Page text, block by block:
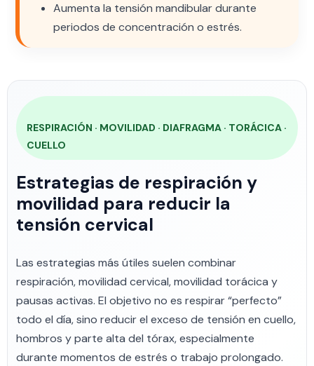
Aumenta la tensión mandibular durante
periodos de concentración o estrés.
RESPIRACIÓN · MOVILIDAD · DIAFRAGMA · TORÁCICA ·
CUELLO
Estrategias de respiración y
movilidad para reducir la
tensión cervical
Las estrategias más útiles suelen combinar
respiración, movilidad cervical, movilidad torácica y
pausas activas. El objetivo no es respirar “perfecto”
todo el día, sino reducir el exceso de tensión en cuello,
hombros y parte alta del tórax, especialmente
durante momentos de estrés o trabajo prolongado.